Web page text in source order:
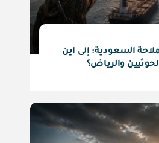
السعودية: إلى أين
والرياض؟